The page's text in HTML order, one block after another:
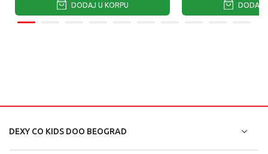
DODAJ U KORPU DODAJ
DEXY CO KIDS DOO BEOGRAD